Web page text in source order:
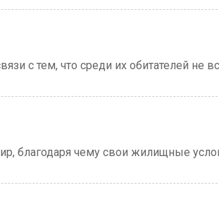
с тем, что среди их обитателей не
благодаря чему свои жилищные